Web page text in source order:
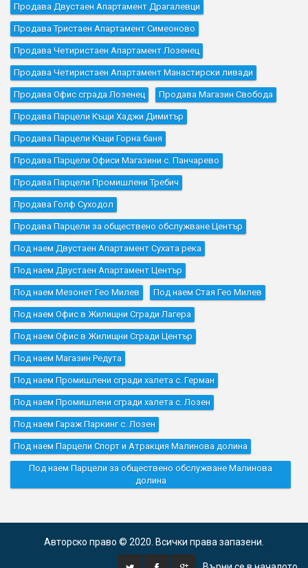
Продава Двустаен Апартамент Драгалевци
Продава Тристаен Апартамент Симеоново
Продава Четиристаен Апартамент Лозенец
Продава Четиристаен Апартамент Манастирски ливади
Продава Офис сграда Лозенец Продава Магазин Свобода
Продава Парцели Къщи Хаджи Димитър
Продава Парцели Къщи Горна баня
Продава Парцели Офиси Магазини с. Панчарево
Продава Парцели Промишлени Требич
Продава Голф Суходол
Продава Парцели за обществено обслужване Център
Под наем Двустаен Апартамент Сухата река
Под наем Двустаен Апартамент Център
Под наем Мезонет Гео Милев Под наем Стая Гео Милев
Под наем Офис в Жилищни Сгради Лагера
Под наем Офис в Жилищни Сгради Център
Под наем Магазин Редута
Под наем Промишлени сгради халета с. Герман
Под наем Промишлени сгради халета с. Лозен
Под наем Гараж Паркинг с. Лозен
Под наем Парцели Спорт и Атракция Малинова долина
Под наем Парцели за обществено обслужване Малинова
долина
Авторско право © 2020. Всички права запазени.